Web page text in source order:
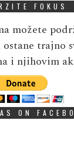
FOKUS
možete
trajno
i njihovim
ON